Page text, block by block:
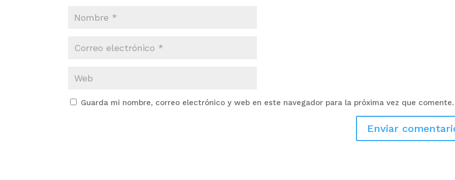
Guarda mi nombre, correo electrónico y web en este navegador para la próxima vez que comente.